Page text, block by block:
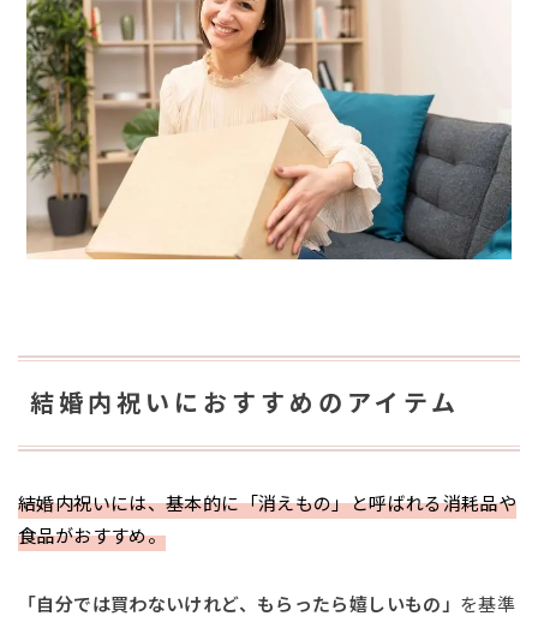
結婚内祝いにおすすめのアイテム
結婚内祝いには、基本的に「消えもの」と呼ばれる消耗品や
食品がおすすめ。
「自分では買わないけれど、もらったら嬉しいもの」 を基準